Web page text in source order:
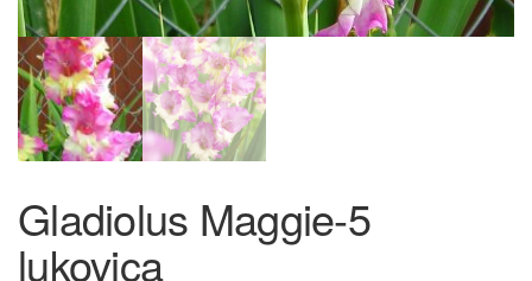
Gladiolus Maggie-5
lukovica